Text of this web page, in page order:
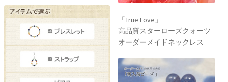
「True Love」
高品質スターローズクォーツ
オーダーメイドネックレス